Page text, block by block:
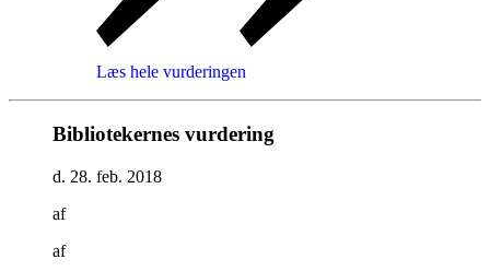
Læs hele vurderingen
Bibliotekernes vurdering
d. 28. feb. 2018
af
af